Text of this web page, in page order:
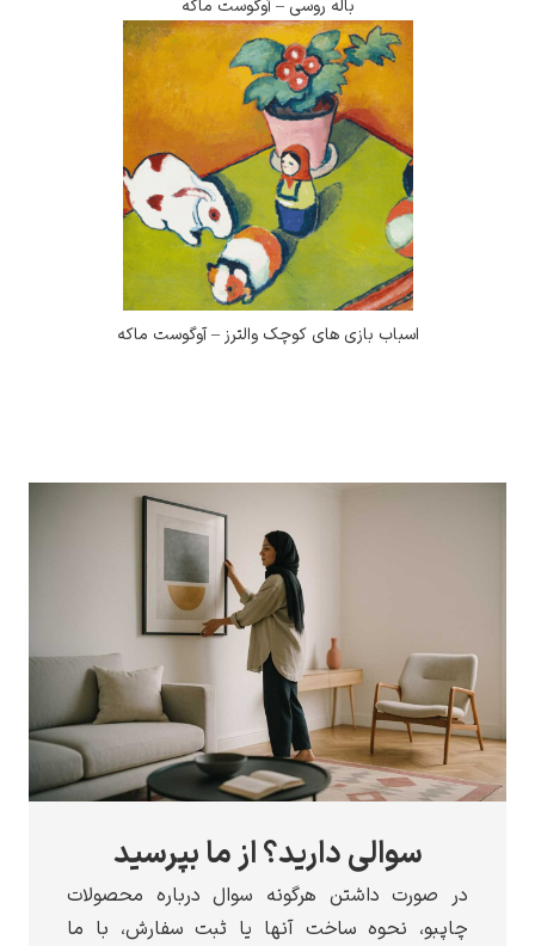
باله روسی – آوگوست ماکه
اسباب بازی های کوچک والترز – آوگوست ماکه
دارید؟ از ما بپرسید
داشتن هرگونه سوال درباره محصولات
نحوه ساخت آنها یا ثبت سفارش، با ما